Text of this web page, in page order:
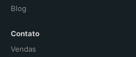
Blog
Contato
Vendas